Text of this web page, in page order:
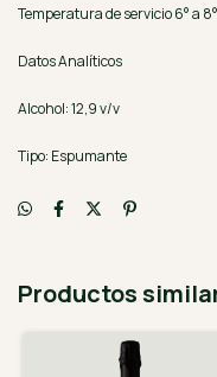
Temperatura de servicio 6° a
Datos Analíticos
Alcohol: 12,9 v/v
Tipo: Espumante
Productos